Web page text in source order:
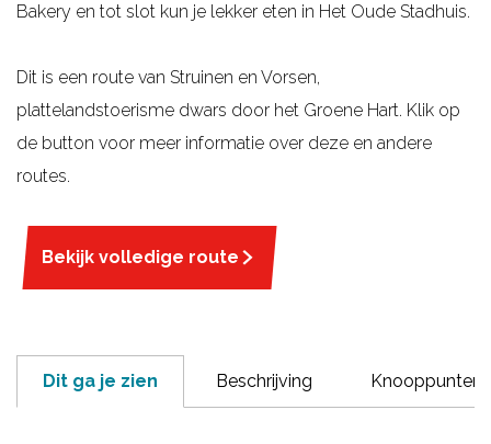
Bakery en tot slot kun je lekker eten in Het Oude Stadhuis.
Dit is een route van Struinen en Vorsen,
plattelandstoerisme dwars door het Groene Hart. Klik op
de button voor meer informatie over deze en andere
routes.
Bekijk volledige route
Dit ga je zien Beschrijving Knooppunten